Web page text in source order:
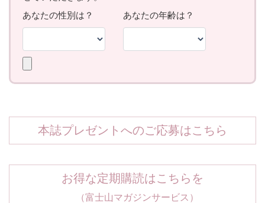
本誌プレゼントへのご応募はこちら
お得な定期購読はこちらを
（富士山マガジンサービス）